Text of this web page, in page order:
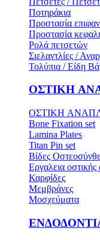
Ποτηράκια
Προστασία
Προστασία
Ρολά πετσετών
Σιελαντλίες /
Τολύπια / Είδη
ΟΣΤΙΚH
ΟΣΤΙΚH
Bone Fixation set
Lamina Plates
Titan Pin set
Βίδες
Εργαλεια
Καρφίδες
Μεμβράνες
Μοσχεύματα